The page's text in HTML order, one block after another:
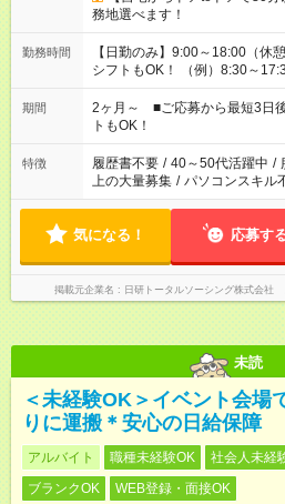
務地選べます！
勤務時間
【日勤のみ】9:00～18:00（休憩60分） ■ご希望が
シフトもOK！ （例）8:30
「家族とお休みを合わせたい」
など、あなたのご希望に沿ったお
ーク希望の方へ 今ご覧のお仕
のお仕事の勤務時間。 合計で
ません
期間
2ヶ月～ ■ご応募から最短3日
トもOK！
特徴 履歴書不要 / 40～50代活躍中 /
上の大量募集 / パソコンスキル
気になる！ 応募す
掲載元企業名 日研トータルソーシング株式会
未読
＜未経験OK＞イベント会場
りに運搬＊安心の日給保障
アルバイト 職種未経験OK 社会人未経
ブランクOK
WEB登録・面接OK